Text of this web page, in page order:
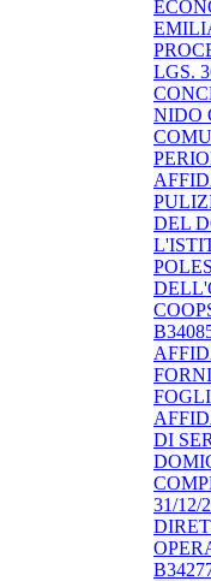
LGS.
NIDO
DEL
DI
31/12/